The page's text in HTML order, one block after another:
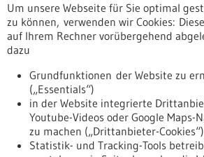
Erscheinungsdatum
Um unsere Webseite für Sie optimal
zu können, verwenden wir Cookies:
auf Ihrem Rechner vorübergehend
dazu
Grundfunktionen der Website zu
(„Essentials“)
in der Website integrierte
Youtube-Videos oder Google Maps-
zu machen („Drittanbieter-Cookies“)
Statistik- und Tracking-Tools